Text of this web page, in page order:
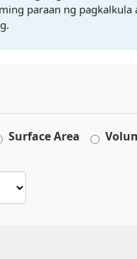
paraan ng pagkalkula
Surface Area